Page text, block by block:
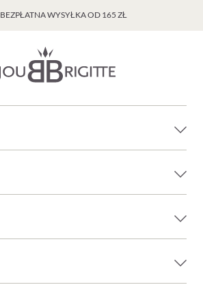
BEZPŁATNA WYSYŁKA OD 165 ZŁ